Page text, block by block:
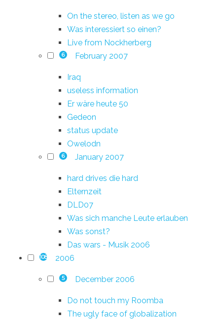
On the stereo, listen as we go
Was interessiert so einen?
Live from Nockherberg
6 February 2007
Iraq
useless information
Er wäre heute 50
Gedeon
status update
Owelodn
6 January 2007
hard drives die hard
Elternzeit
DLD07
Was sich manche Leute erlauben
Was sonst?
Das wars - Musik 2006
108 2006
5 December 2006
Do not touch my Roomba
The ugly face of globalization